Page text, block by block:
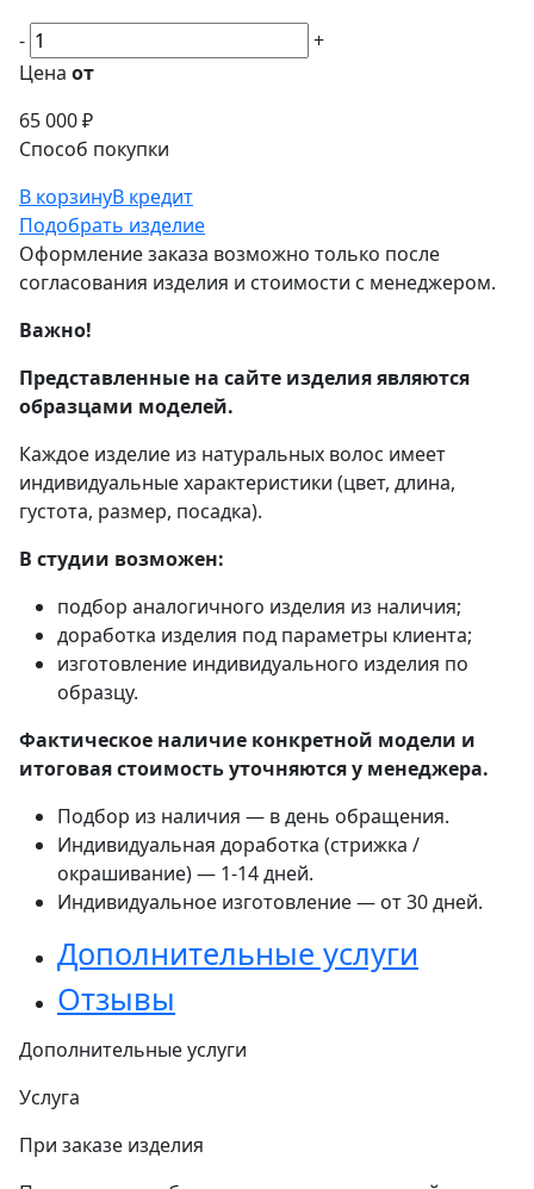
-
+
Цена от
65 000 ₽
Способ покупки
В корзинуВ кредит
Подобрать изделие
Оформление заказа возможно только после
согласования изделия и стоимости с менеджером.
Важно!
Представленные на сайте изделия являются
образцами моделей.
Каждое изделие из натуральных волос имеет
индивидуальные характеристики (цвет, длина,
густота, размер, посадка).
В студии возможен:
подбор аналогичного изделия из наличия;
доработка изделия под параметры клиента;
изготовление индивидуального изделия по
образцу.
Фактическое наличие конкретной модели и
итоговая стоимость уточняются у менеджера.
Подбор из наличия — в день обращения.
Индивидуальная доработка (стрижка /
окрашивание) — 1-14 дней.
Индивидуальное изготовление — от 30 дней.
Дополнительные услуги
Отзывы
Дополнительные услуги
Услуга
При заказе изделия